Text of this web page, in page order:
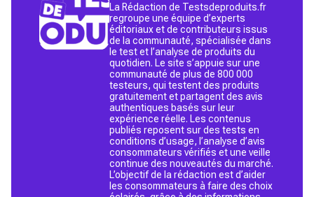
La Rédaction de Testsdeproduits.fr
regroupe une équipe d’experts
éditoriaux et de contributeurs issus
de la communauté, spécialisée dans
le test et l’analyse de produits du
quotidien. Le site s’appuie sur une
communauté de plus de 800 000
testeurs, qui testent des produits
gratuitement et partagent des avis
authentiques basés sur leur
expérience réelle. Les contenus
publiés reposent sur des tests en
conditions d’usage, l’analyse d’avis
consommateurs vérifiés et une veille
continue des nouveautés du marché.
L’objectif de la rédaction est d’aider
les consommateurs à faire des choix